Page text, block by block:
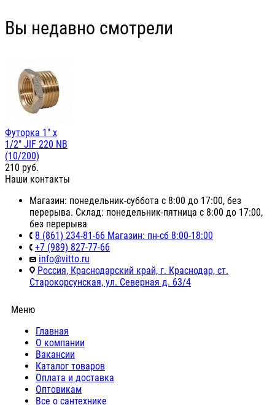
Вы недавно смотрели
Футорка 1" х
1/2" JIF 220 NB
(10/200)
210 руб.
Наши контакты
Магазин: понедельник-суббота с 8:00 до 17:00, без
перерыва. Склад: понедельник-пятница с 8:00 до 17:00,
без перерыва
8 (861) 234-81-66 Магазин: пн-сб 8:00-18:00
+7 (989) 827-77-66
info@vitto.ru
Россия, Краснодарский край, г. Краснодар, ст.
Старокорсунская, ул. Северная д. 63/4
Меню
Главная
О компании
Вакансии
Каталог товаров
Оплата и доставка
Оптовикам
Все о сантехнике